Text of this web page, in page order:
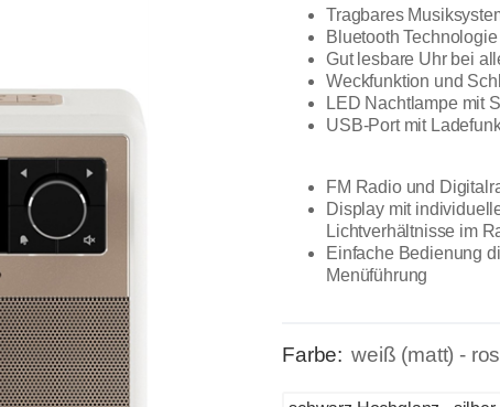
Tragbares
Bluetooth
Gut lesbare Uhr bei
Weckfunktion und
LED Nachtlampe mit
USB-Port mit
FM Radio und
Display mit
Lichtverhältnisse im
Einfache Bedienung
Menüführung
Farbe: weiß (matt) -